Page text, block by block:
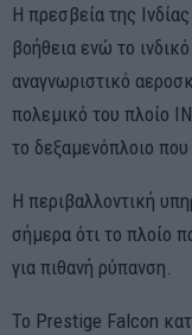
Η πρεσβεία της
βοήθεια ενώ το
αναγνωριστικό
πολεμικό του πλοίο
το δεξαμενόπλοιο
Η περιβαλλοντική
σήμερα ότι το πλοίο
για πιθανή ρύπανση.
Το Prestige Falcon